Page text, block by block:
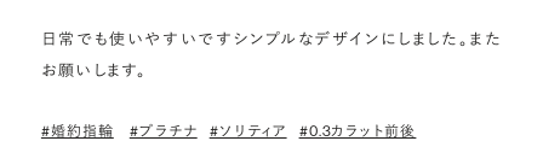
日常でも使いやすいですシンプルなデザインにしました。また
お願いします。
#婚約指輪 #プラチナ #ソリティア
#0.3カラット前後